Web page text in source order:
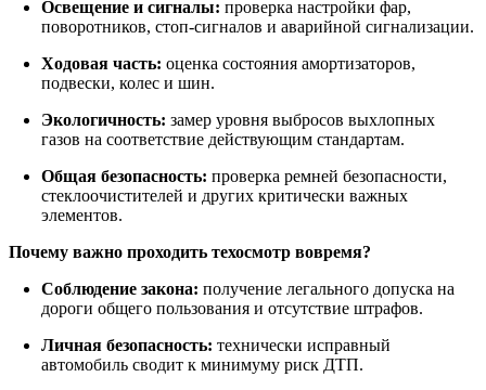
Освещение и сигналы: проверка настройки фар,
поворотников, стоп-сигналов и аварийной сигнализации.
Ходовая часть: оценка состояния амортизаторов,
подвески, колес и шин.
Экологичность: замер уровня выбросов выхлопных
газов на соответствие действующим стандартам.
Общая безопасность: проверка ремней безопасности,
стеклоочистителей и других критически важных
элементов.
Почему важно проходить техосмотр вовремя?
Соблюдение закона: получение легального допуска на
дороги общего пользования и отсутствие штрафов.
Личная безопасность: технически исправный
автомобиль сводит к минимуму риск ДТП.